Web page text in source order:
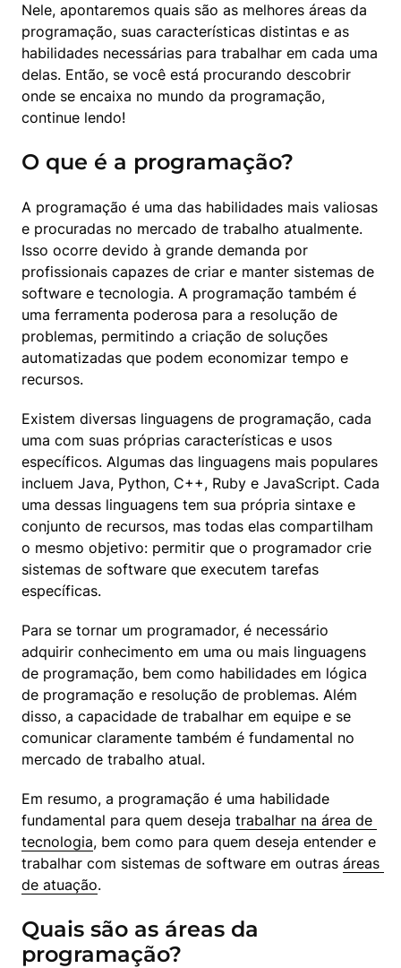
Nele, apontaremos quais são as melhores áreas da
programação, suas características distintas e as
habilidades necessárias para trabalhar em cada uma
delas. Então, se você está procurando descobrir
onde se encaixa no mundo da programação,
continue lendo!
O que é a programação?
A programação é uma das habilidades mais valiosas
e procuradas no mercado de trabalho atualmente.
Isso ocorre devido à grande demanda por
profissionais capazes de criar e manter sistemas de
software e tecnologia. A programação também é
uma ferramenta poderosa para a resolução de
problemas, permitindo a criação de soluções
automatizadas que podem economizar tempo e
recursos.
Existem diversas linguagens de programação, cada
uma com suas próprias características e usos
específicos. Algumas das linguagens mais populares
incluem Java, Python, C++, Ruby e JavaScript. Cada
uma dessas linguagens tem sua própria sintaxe e
conjunto de recursos, mas todas elas compartilham
o mesmo objetivo: permitir que o programador crie
sistemas de software que executem tarefas
específicas.
Para se tornar um programador, é necessário
adquirir conhecimento em uma ou mais linguagens
de programação, bem como habilidades em lógica
de programação e resolução de problemas. Além
disso, a capacidade de trabalhar em equipe e se
comunicar claramente também é fundamental no
mercado de trabalho atual.
Em resumo, a programação é uma habilidade
fundamental para quem deseja trabalhar na área de
tecnologia, bem como para quem deseja entender e
trabalhar com sistemas de software em outras áreas
de atuação.
Quais são as áreas da
programação?